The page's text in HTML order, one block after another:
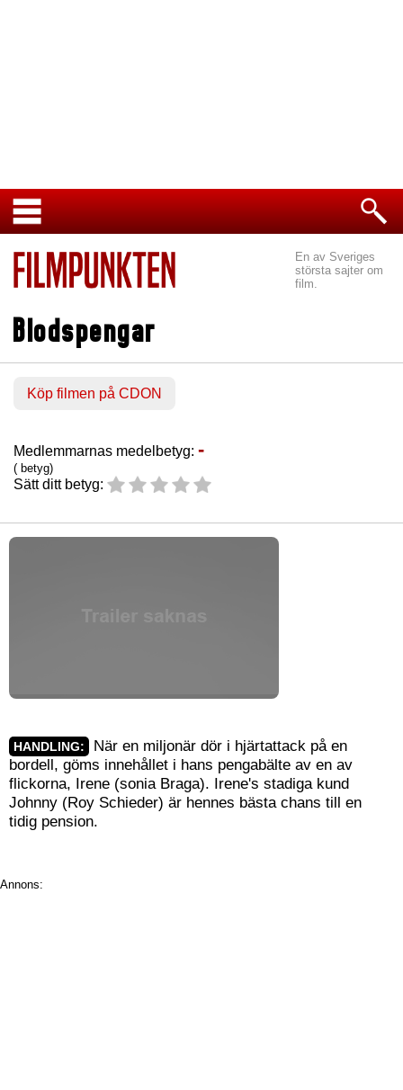
En av Sveriges
största sajter om
film.
Blodspengar
Köp filmen på CDON
Medlemmarnas medelbetyg: -
( betyg)
Sätt ditt betyg:
HANDLING:
När en miljonär dör i hjärtattack på en
bordell, göms innehållet i hans pengabälte av en av
flickorna, Irene (sonia Braga). Irene's stadiga kund
Johnny (Roy Schieder) är hennes bästa chans till en
tidig pension.
Annons: